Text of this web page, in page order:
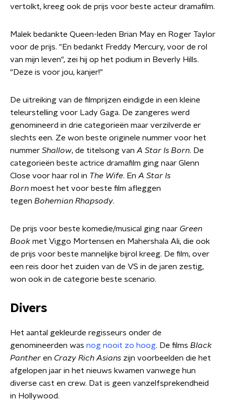
vertolkt, kreeg ook de prijs voor beste acteur dramafilm.
Malek bedankte Queen-leden Brian May en Roger Taylor
voor de prijs. "En bedankt Freddy Mercury, voor de rol
van mijn leven", zei hij op het podium in Beverly Hills.
"Deze is voor jou, kanjer!"
De uitreiking van de filmprijzen eindigde in een kleine
teleurstelling voor Lady Gaga. De zangeres werd
genomineerd in drie categorieën maar verzilverde er
slechts een. Ze won beste originele nummer voor het
nummer Shallow, de titelsong van A Star Is Born. De
categorieën beste actrice dramafilm ging naar Glenn
Close voor haar rol in The Wife. En A Star Is
Born moest het voor beste film afleggen
tegen Bohemian Rhapsody.
De prijs voor beste komedie/musical ging naar Green
Book met Viggo Mortensen en Mahershala Ali, die ook
de prijs voor beste mannelijke bijrol kreeg. De film, over
een reis door het zuiden van de VS in de jaren zestig,
won ook in de categorie beste scenario.
Divers
Het aantal gekleurde regisseurs onder de
genomineerden was nog nooit zo hoog. De films Black
Panther en Crazy Rich Asians zijn voorbeelden die het
afgelopen jaar in het nieuws kwamen vanwege hun
diverse cast en crew. Dat is geen vanzelfsprekendheid
in Hollywood.